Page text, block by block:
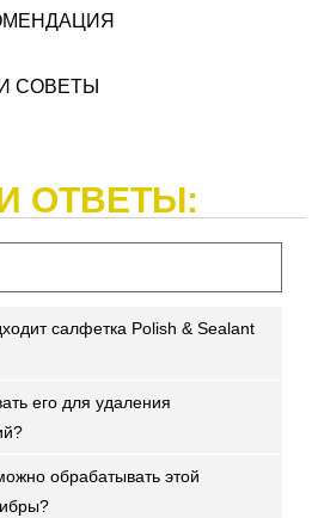
СОВЕТЫ
ОТВЕТЫ:
салфетка Polish & Sealant
его для удаления
обрабатывать этой